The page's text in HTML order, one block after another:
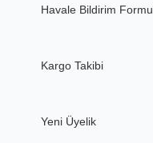
Havale Bildirim Formu
Kargo Takibi
Yeni Üyelik